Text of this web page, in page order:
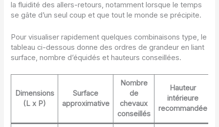
la fluidité des allers-retours, notamment lorsque le temps
se gâte d’un seul coup et que tout le monde se précipite.
Pour visualiser rapidement quelques combinaisons type, le
tableau ci-dessous donne des ordres de grandeur en liant
surface, nombre d’équidés et hauteurs conseillées.
Dimensions
(L x P)
Surface
approximative
Nombre
de
chevaux
conseillés
Hauteur
intérieure
recommandée